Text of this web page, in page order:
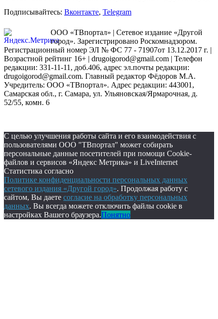
Подписывайтесь: Вконтакте, Telegram
ООО «ТВпортал» | Сетевое издание «Другой
город». Зарегистрировано Роскомнадзором.
Регистрационный номер ЭЛ № ФС 77 - 71907от 13.12.2017 г. |
Возрастной рейтинг 16+ | drugoigorod@gmail.com | Телефон
редакции: 331-11-11, доб.406, адрес эл.почты редакции:
drugoigorod@gmail.com. Главный редактор Фёдоров М.А.
Учредитель: ООО «ТВпортал». Адрес редакции: 443001,
Самарская обл., г. Самара, ул. Ульяновская/Ярмарочная, д.
52/55, комн. 6
С целью улучшения работы сайта и его взаимодействия с
пользователями ООО "ТВпортал" может собирать
персональные данные посетителей при помощи Cookie-
файлов и сервисов «Яндекс Метрика» и LiveInternet
Статистика согласно
Политике конфиденциальности персональных данных
сетевого издания «Другой город». Продолжая работу с
сайтом, Вы даете согласие на обработку персональных
данных. Вы всегда можете отключить файлы cookie в
настройках Вашего браузера.Понятно